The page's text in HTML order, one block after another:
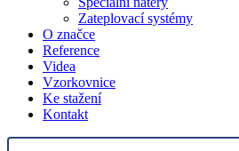
Zateplovací systémy
O značce
Reference
Videa
Vzorkovnice
Ke stažení
Kontakt